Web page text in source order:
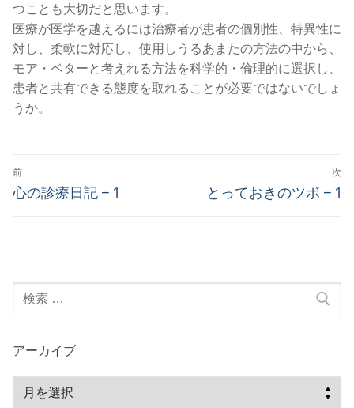
つことも大切だと思います。
医療が医学を越えるには治療者が患者の個別性、特異性に
対し、柔軟に対応し、使用しうるあまたの方法の中から、
モア・ベターと考えれる方法を科学的・倫理的に選択し、
患者と共有できる態度を取れることが必要ではないでしょ
うか。
投
稿
ー
シ
ョ
ン
前
前
心の診療日記 – 1
次
次
とっておきのツボ – 1
検
索:
アーカイブ